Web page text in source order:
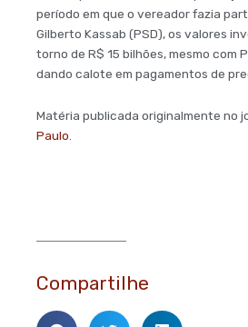
período em que o vereador fazia
Gilberto Kassab (PSD), os valores
torno de R$ 15 bilhões, mesmo com
dando calote em pagamentos de
Matéria publicada originalmente no
Paulo
Compartilhe